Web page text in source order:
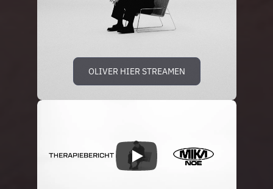
OLIVER HIER STREAMEN